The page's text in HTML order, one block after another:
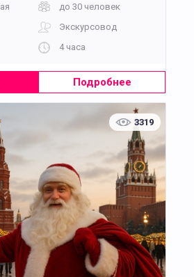
до 30 человек
Экскурсовод
4 часа
Подробнее
3319